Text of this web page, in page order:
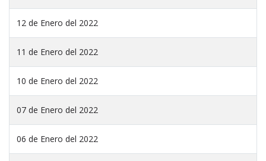
12 de Enero del 2022
11 de Enero del 2022
10 de Enero del 2022
07 de Enero del 2022
06 de Enero del 2022